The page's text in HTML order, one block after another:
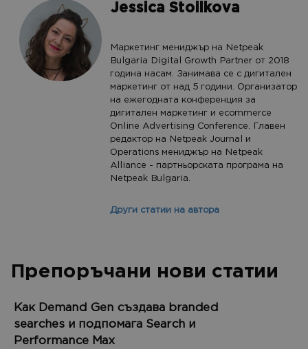
Jessica Stoilkova
Маркетинг мениджър на Netpeak
Bulgaria Digital Growth Partner от 2018
година насам. Занимава се с дигитален
маркетинг от над 5 години. Организатор
на ежегодната конференция за
дигитален маркетинг и ecommerce
Online Advertising Conference. Главен
редактор на Netpeak Journal и
Operations мениджър на Netpeak
Alliance - партньорската програма на
Netpeak Bulgaria.
Други статии на автора
Препоръчани нови статии
Как Demand Gen създава branded
searches и подпомага Search и
Performance Max